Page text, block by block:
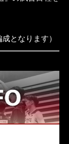
となります）